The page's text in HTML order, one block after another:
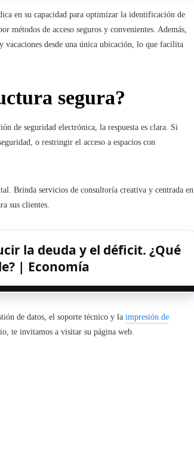
en su capacidad para optimizar la identificación de
de acceso seguros y convenientes. Además,
desde una única ubicación, lo que facilita
segura?
de seguridad electrónica, la respuesta es clara. Si
o restringir el acceso a espacios con
Brinda servicios de consultoría creativa y centrada en
sus clientes.
la deuda y el déficit. ¿Qué
| Economía
de datos, el soporte técnico y la impresión de
te invitamos a visitar su página web.